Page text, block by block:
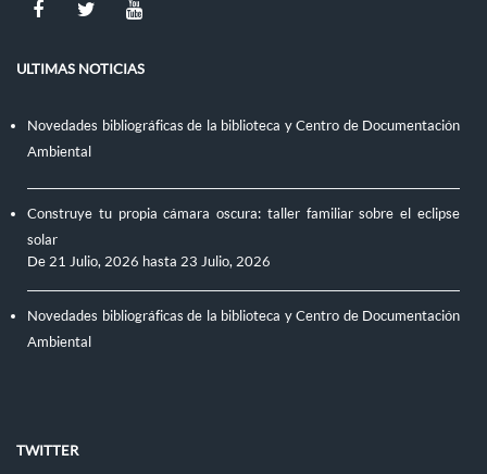
ULTIMAS NOTICIAS
Novedades bibliográficas de la biblioteca y Centro de Documentación
Ambiental
Construye tu propia cámara oscura: taller familiar sobre el eclipse
solar
De 21 Julio, 2026 hasta 23 Julio, 2026
Novedades bibliográficas de la biblioteca y Centro de Documentación
Ambiental
TWITTER